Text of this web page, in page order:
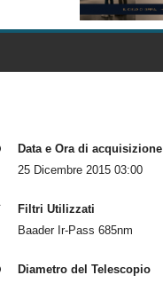
Data e Ora di acquisizione
25 Dicembre 2015 03:00
Filtri Utilizzati
Baader Ir-Pass 685nm
Diametro del Telescopio